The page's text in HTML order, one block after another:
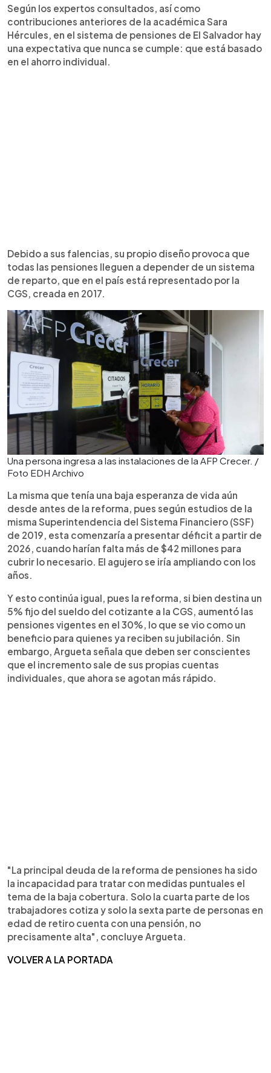
Según los expertos consultados, así como
contribuciones anteriores de la académica Sara
Hércules, en el sistema de pensiones de El Salvador hay
una expectativa que nunca se cumple: que está basado
en el ahorro individual.
Debido a sus falencias, su propio diseño provoca que
todas las pensiones lleguen a depender de un sistema
de reparto, que en el país está representado por la
CGS, creada en 2017.
Una persona ingresa a las instalaciones de la AFP Crecer. /
Foto EDH Archivo
La misma que tenía una baja esperanza de vida aún
desde antes de la reforma, pues según estudios de la
misma Superintendencia del Sistema Financiero (SSF)
de 2019, esta comenzaría a presentar déficit a partir de
2026, cuando harían falta más de $42 millones para
cubrir lo necesario. El agujero se iría ampliando con los
años.
Y esto continúa igual, pues la reforma, si bien destina un
5% fijo del sueldo del cotizante a la CGS, aumentó las
pensiones vigentes en el 30%, lo que se vio como un
beneficio para quienes ya reciben su jubilación. Sin
embargo, Argueta señala que deben ser conscientes
que el incremento sale de sus propias cuentas
individuales, que ahora se agotan más rápido.
"La principal deuda de la reforma de pensiones ha sido
la incapacidad para tratar con medidas puntuales el
tema de la baja cobertura. Solo la cuarta parte de los
trabajadores cotiza y solo la sexta parte de personas en
edad de retiro cuenta con una pensión, no
precisamente alta", concluye Argueta.
VOLVER A LA PORTADA